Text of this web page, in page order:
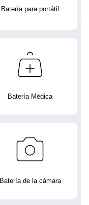
Batería para portátil
Batería Médica
Batería de la cámara